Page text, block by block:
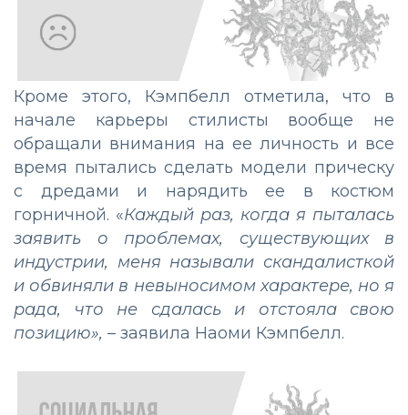
Кроме этого, Кэмпбелл отметила, что в
начале карьеры стилисты вообще не
обращали внимания на ее личность и все
время пытались сделать модели прическу
с дредами и нарядить ее в костюм
горничной. «Каждый раз, когда я пыталась
заявить о проблемах, существующих в
индустрии, меня называли скандалисткой
и обвиняли в невыносимом характере, но я
рада, что не сдалась и отстояла свою
позицию», – заявила Наоми Кэмпбелл.